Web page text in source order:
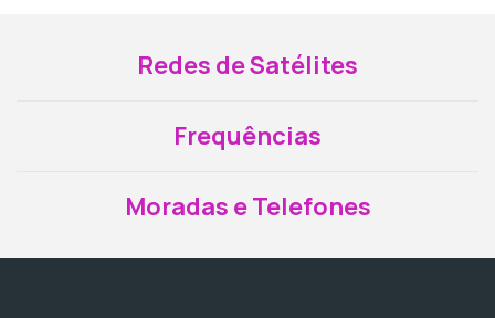
Redes de Satélites
Frequências
Moradas e Telefones